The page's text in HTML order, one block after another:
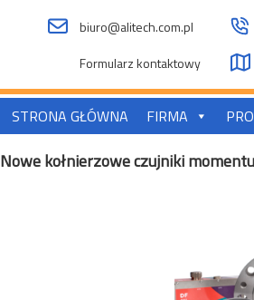
biuro@alitech.com.pl
Formularz kontaktowy
STRONA GŁÓWNA FIRMA
Nowe kołnierzowe czujniki